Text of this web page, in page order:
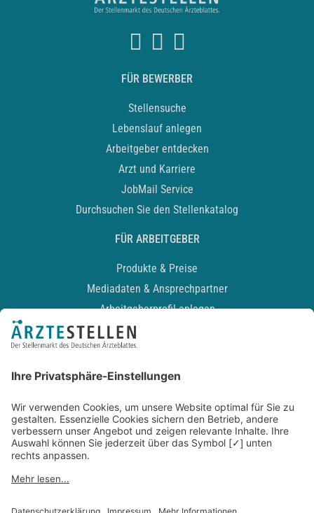
FÜR BEWERBER
Stellensuche
Lebenslauf anlegen
Arbeitgeber entdecken
Arzt und Karriere
JobMail Service
Durchsuchen Sie den Stellenkatalog
FÜR ARBEITGEBER
Produkte & Preise
Mediadaten & Ansprechpartner
Arbeitgeberprofil anlegen
Recruiting-Podcast
Kontakt
Datenschutz
Newsletter